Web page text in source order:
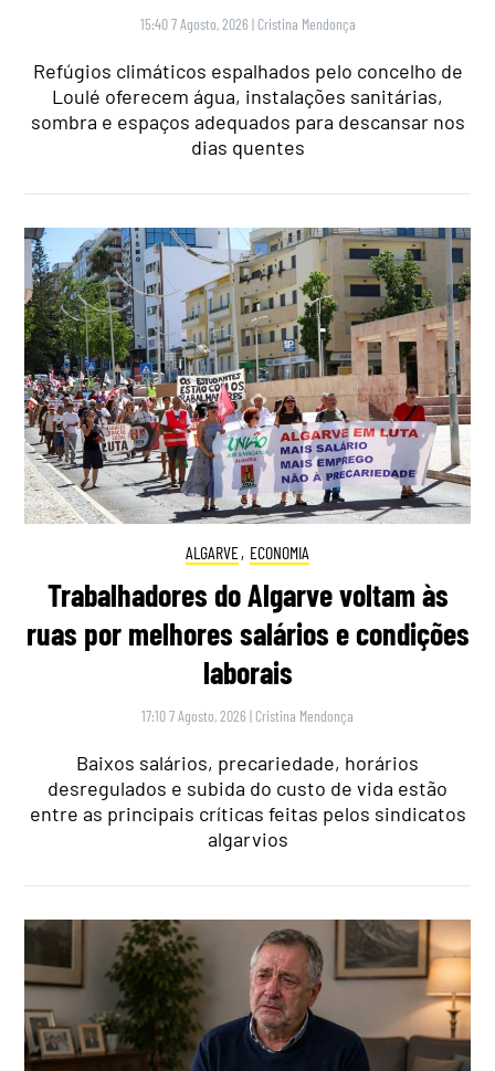
15:40 7 Agosto, 2026 | Cristina Mendonça
Refúgios climáticos espalhados pelo concelho de
Loulé oferecem água, instalações sanitárias,
sombra e espaços adequados para descansar nos
dias quentes
ALGARVE, ECONOMIA
Trabalhadores do Algarve voltam às
ruas por melhores salários e condições
laborais
17:10 7 Agosto, 2026 | Cristina Mendonça
Baixos salários, precariedade, horários
desregulados e subida do custo de vida estão
entre as principais críticas feitas pelos sindicatos
algarvios